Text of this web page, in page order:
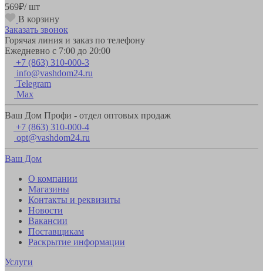
569₽/ шт
В корзину
Заказать звонок
Горячая линия и заказ по телефону
Ежедневно с 7:00 до 20:00
+7 (863) 310-000-3
info@vashdom24.ru
Telegram
Max
Ваш Дом Профи - отдел оптовых продаж
+7 (863) 310-000-4
opt@vashdom24.ru
Ваш Дом
О компании
Магазины
Контакты и реквизиты
Новости
Вакансии
Поставщикам
Раскрытие информации
Услуги